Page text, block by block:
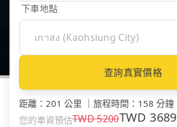
下車地點
查詢真實價格
距離 ： 201 公里 旅程時間 ： 158 分鐘
您的車資預估TWD5200TWD 3689